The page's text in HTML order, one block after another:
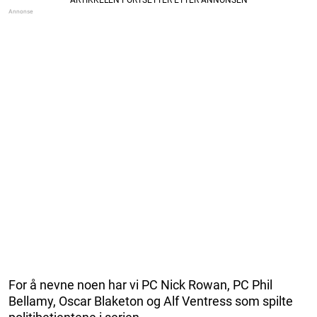
For å nevne noen har vi PC Nick Rowan, PC Phil
Bellamy, Oscar Blaketon og Alf Ventress som spilte